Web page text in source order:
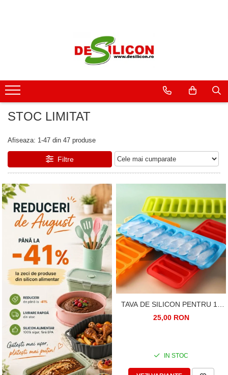
STOC LIMITAT
Afiseaza: 1-47 din 47 produse
Filtre
TAVA DE SILICON PENTRU 10
BARE DE GHEATA
25,00 RON
IN STOC